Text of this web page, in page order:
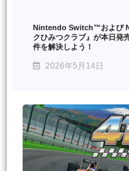
Nintendo Switch™および
クひみつクラブ』が本日発
件を解決しよう！
2026年5月14日